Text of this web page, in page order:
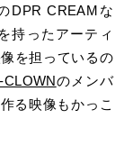
DPR CREAMな
持ったアーティ
を担っているの
CLOWNのメンバ
る映像もかっこ